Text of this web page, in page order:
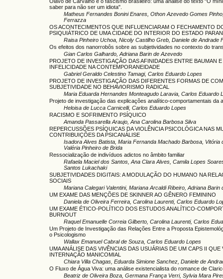
saber para não ser um idiota".
Matheus Fernandes Bonini Enares, Othon Azevedo Gomes
Ferrazza
OS ACONTECIMENTOS QUE INFLUENCIARAM O FECHAMENTO
PSIQUIÁTRICO DE UMA CIDADE DO INTERIOR DO ESTADO
Raisa Pinheiro Uchoa, Nicoly Castilho Greb, Daniele de Andrade
Os efeitos dos nanorrobôs sobre as subjetividades no contexto do
Gian Carlos Galhardo, Adriana Barin de Azevedo
PROJETO DE INVESTIGAÇÃO DAS AFINIDADES ENTRE BAUMAN
INFELICIDADE NA CONTEMPORANEIDADE
Gabriel Geraldo Celestino Tamagi, Carlos Eduardo Lopes
PROJETO DE INVESTIGAÇÃO DAS DIFERENTES FORMAS DE
SUBJETIVIDADE NO BEHAVIORISMO RADICAL
Maria Eduarda Hernandes Monteagudo Laravia, Carlos Eduardo
Projeto de investigação das explicações analítico-comportamentais da
Heloisa de Lucca Carnicelli, Carlos Eduardo Lopes
RACISMO E SOFRIMENTO PSÍQUICO
Amanda Passarella Araujo, Ana Carolina Barbosa Silva
REPERCUSSÕES PSÍQUICAS DA VIOLÊNCIA PSICOLÓGICA NAS
CONTRIBUIÇÕES DA PSICANÁLISE
Isadora Alves Batista, Maria Fernanda Machado Barbosa, Vitória
Valéria Pinheiro de Brida
Ressocialização de indivíduos adictos no âmbito familiar
Rafaela Maciel dos Santos, Ana Clara Alves, Camila Lopes
Santos Lukachaki
SUBJETIVIDADES DIGITAIS: A MODULAÇÃO DO HUMANO NA
SOCIAIS
Mariana Calegari Valentini, Mariana Arcaldi Ribeiro, Adriana Barin
UM EXAME DAS MENÇÕES DE SKINNER AO GÊNERO FEMININO
Daniela de Oliveira Ferreira, Carolina Laurenti, Carlos Eduardo
UM EXAME ÉTICO-POLÍTICO DOS ESTUDOS ANALÍTICO-
BURNOUT
Raquel Emanuelle Correia Gilberto, Carolina Laurenti, Carlos
Um Projeto de Investigação das Relações Entre a Proposta
o Psicologismo
Wallax Emanuel Cabral de Souza, Carlos Eduardo Lopes
UMA ANÁLISE DAS VIVÊNCIAS DAS USUÁRIAS DE UM CAPS II QUE
INTERNAÇÃO MANICOMIAL
Chiara Villa Chagas, Eduarda Simione Sanchez, Daniele de
O Fluxo de Água Viva: uma análise existencialista do romance de
Beatriz de Oliveira Boza, Germana França Verri, Sylvia Mara